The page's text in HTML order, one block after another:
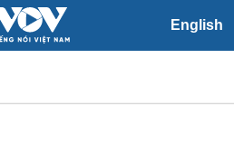
English